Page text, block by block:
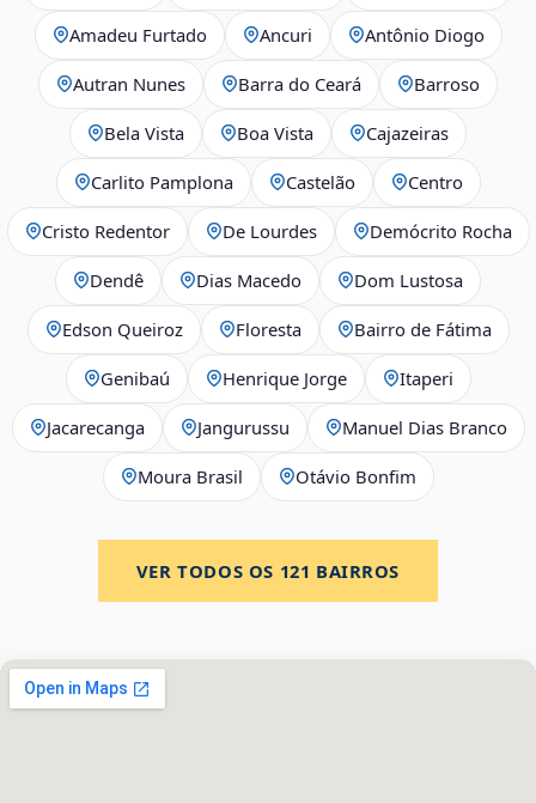
Amadeu Furtado Ancuri Antônio Diogo
Autran Nunes Barra do Ceará Barroso
Bela Vista Boa Vista Cajazeiras
Carlito Pamplona Castelão Centro
Cristo Redentor De Lourdes Demócrito Rocha
Dendê Dias Macedo Dom Lustosa
Edson Queiroz Floresta Bairro de Fátima
Genibaú Henrique Jorge Itaperi
Jacarecanga Jangurussu Manuel Dias Branco
Moura Brasil Otávio Bonfim
VER TODOS OS 121 BAIRROS